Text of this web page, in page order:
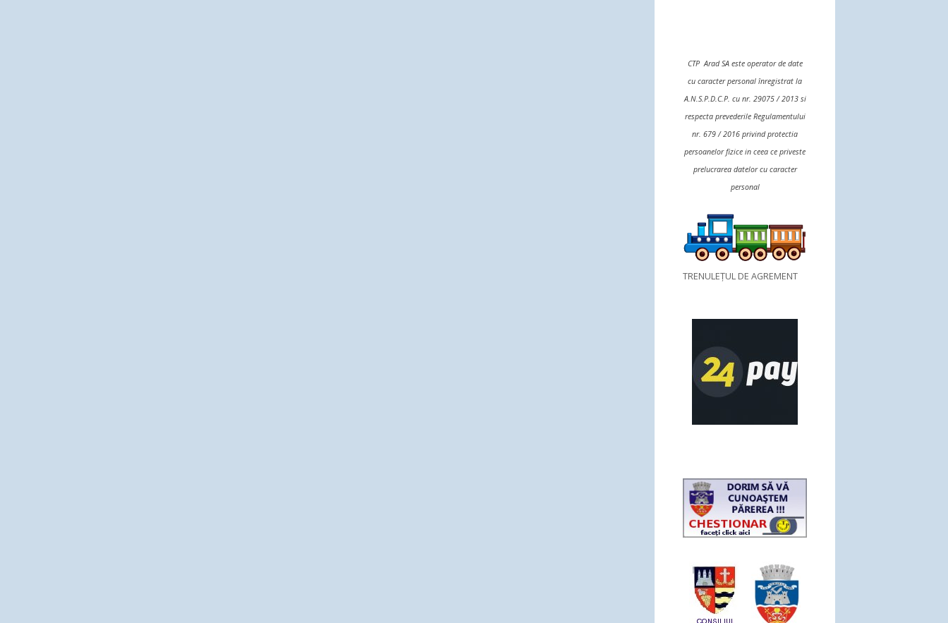
CTP Arad SA este operator de date
cu caracter personal înregistrat la
A.N.S.P.D.C.P. cu nr. 29075 / 2013 si
respecta prevederile Regulamentului
nr. 679 / 2016 privind protectia
persoanelor fizice in ceea ce priveste
prelucrarea datelor cu caracter
personal
TRENULEȚUL DE AGREMENT